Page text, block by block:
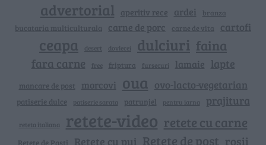
advertorial aperitiv rece ardei branza
bucataria multiculturala carne de porc carne de vita cartofi
ceapa desert dovlecei dulciuri faina
fara carne free friptura fursecuri lamaie lapte
mancare de post morcovi oua ovo-lacto-vegetarian
patiserie dulce patiserie sarata patrunjel pentru iarna prajitura
reteta italiana retete-video retete cu carne
Retete de Pasti Rețete cu pui Rețete de post rosii